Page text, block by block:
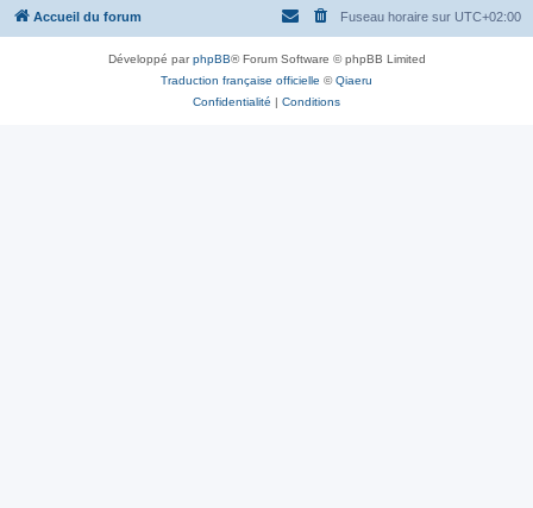
Accueil du forum Fuseau horaire sur UTC+02:00
Développé parphpBB® Forum Software © phpBB Limited
Traduction française officielle ©Qiaeru
Confidentialité | Conditions